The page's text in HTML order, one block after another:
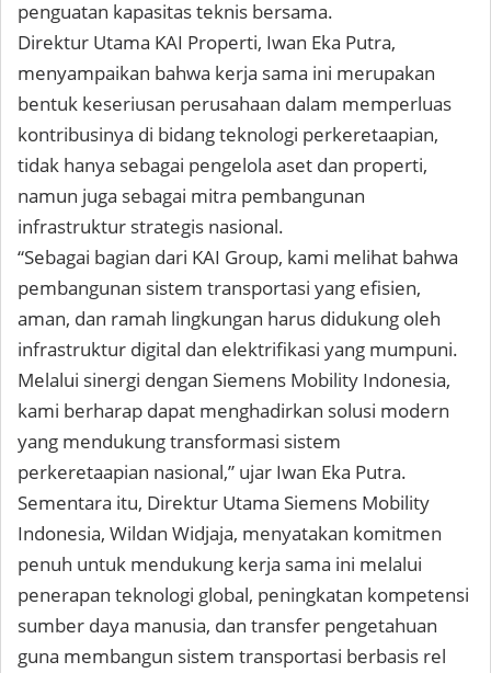
penguatan kapasitas teknis bersama.
Direktur Utama KAI Properti, Iwan Eka Putra,
menyampaikan bahwa kerja sama ini merupakan
bentuk keseriusan perusahaan dalam memperluas
kontribusinya di bidang teknologi perkeretaapian,
tidak hanya sebagai pengelola aset dan properti,
namun juga sebagai mitra pembangunan
infrastruktur strategis nasional.
“Sebagai bagian dari KAI Group, kami melihat bahwa
pembangunan sistem transportasi yang efisien,
aman, dan ramah lingkungan harus didukung oleh
infrastruktur digital dan elektrifikasi yang mumpuni.
Melalui sinergi dengan Siemens Mobility Indonesia,
kami berharap dapat menghadirkan solusi modern
yang mendukung transformasi sistem
perkeretaapian nasional,” ujar Iwan Eka Putra.
Sementara itu, Direktur Utama Siemens Mobility
Indonesia, Wildan Widjaja, menyatakan komitmen
penuh untuk mendukung kerja sama ini melalui
penerapan teknologi global, peningkatan kompetensi
sumber daya manusia, dan transfer pengetahuan
guna membangun sistem transportasi berbasis rel